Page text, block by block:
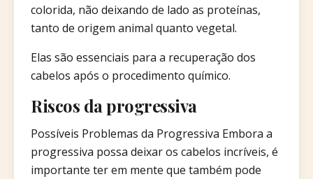
colorida, não deixando de lado as proteínas,
tanto de origem animal quanto vegetal.
Elas são essenciais para a recuperação dos
cabelos após o procedimento químico.
Riscos da progressiva
Possíveis Problemas da Progressiva Embora a
progressiva possa deixar os cabelos incríveis, é
importante ter em mente que também pode